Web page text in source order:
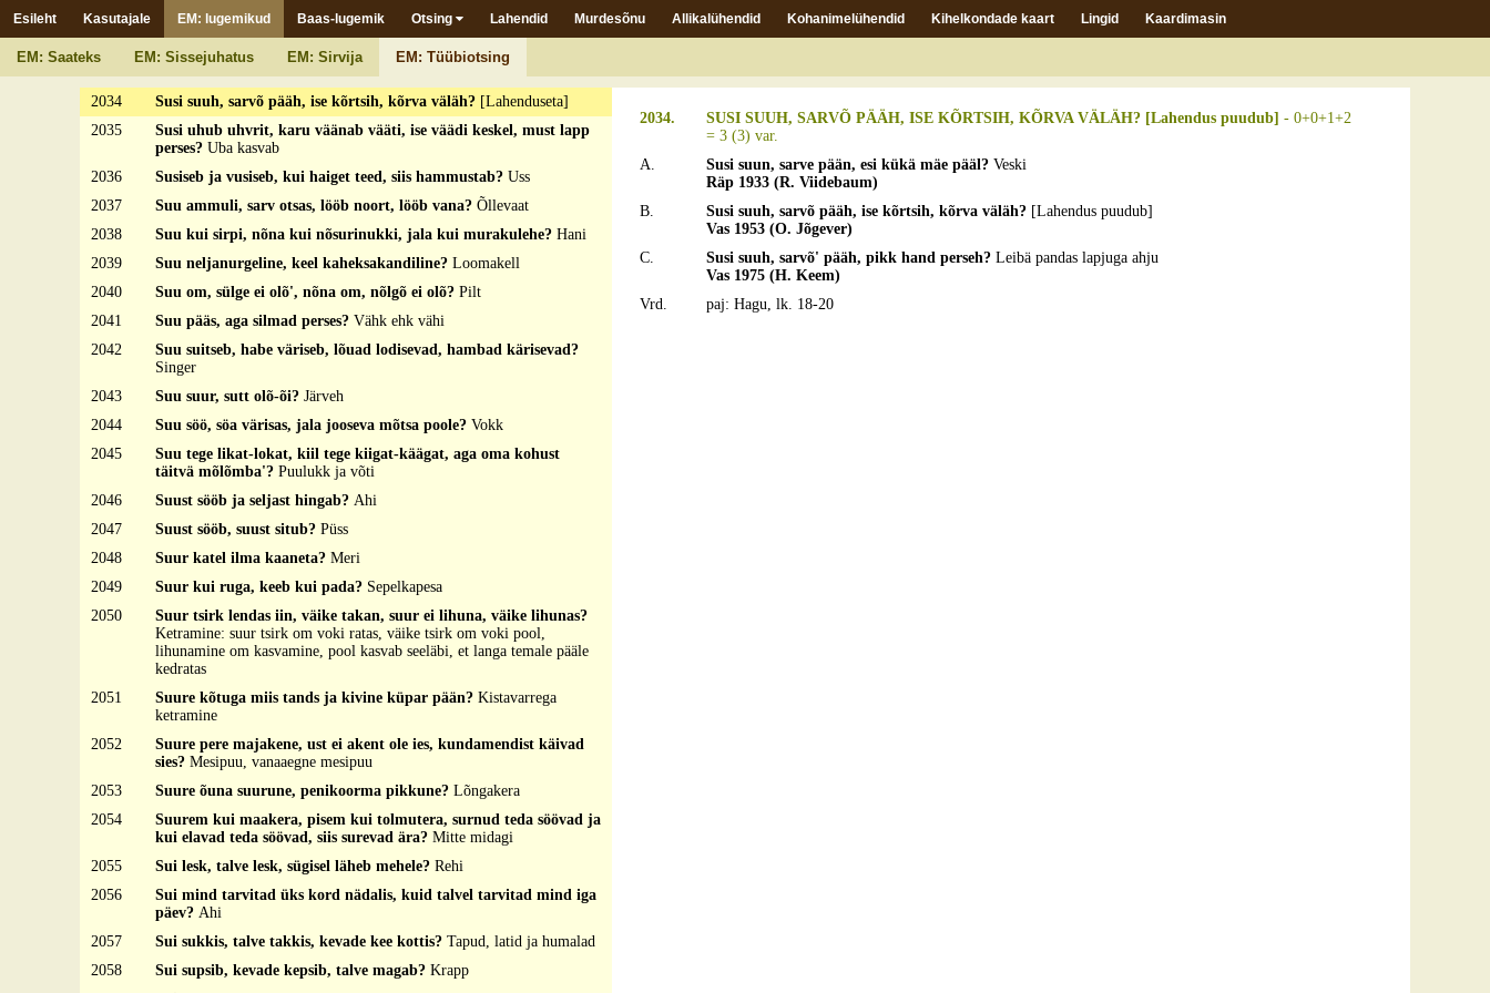
Esileht Kasutajale EM: lugemikud Baas-lugemik Otsing Lahendid Murdesõnu Allikalühendid Kohanimelühendid Kihelkondade kaart Lingid Kaardimasin
EM: Saateks EM: Sissejuhatus EM: Sirvija EM: Tüübiotsing
2031 Susi sittõ palo pääle?Pada lätt üle
2033
Susi sump suud piti, kängidse' säläh?
2034
Susi suuh, sarvõ pääh, ise kõrtsih, kõrva väläh? [Lahenduseta]
2035
Susi uhub uhvrit, karu väänab vääti, ise väädi keskel, must lapp
perses? Uba kasvab
2036
Susiseb ja vusiseb, kui haiget teed, siis hammustab? Uss
2037
Suu ammuli, sarv otsas, lööb noort, lööb vana? Õllevaat
2038
Suu kui sirpi, nõna kui nõsurinukki, jala kui murakulehe? Hani
2039
Suu neljanurgeline, keel kaheksakandiline? Loomakell
2040
Suu om, sülge ei olõ', nõna om, nõlgõ ei olõ? Pilt
2041
Suu pääs, aga silmad perses? Vähk ehk vähi
2042
Suu suitseb, habe väriseb, lõuad lodisevad, hambad kärisevad?
Singer
2043
Suu suur, sutt olõ-õi? Järveh
2044
Suu söö, söa värisas, jala jooseva mõtsa poole? Vokk
2045
Suu tege likat-lokat, kiil tege kiigat-käägat, aga oma kohust
täitvä mõlõmba'? Puulukk ja võti
2046
Suust sööb ja seljast hingab? Ahi
2047
Suust sööb, suust situb? Püss
2048
Suur katel ilma kaaneta? Meri
2049
Suur kui ruga, keeb kui pada? Sepelkapesa
2050
Suur tsirk lendas iin, väike takan, suur ei lihuna, väike lihunas?
Ketramine: suur tsirk om voki ratas, väike tsirk om voki pool,
lihunamine om kasvamine, pool kasvab seeläbi, et langa temale pääle
kedratas
2051
Suure kõtuga miis tands ja kivine küpar pään? Kistavarrega
ketramine
2052
Suure pere majakene, ust ei akent ole ies, kundamendist käivad
sies? Mesipuu, vanaaegne mesipuu
2053
Suure õuna suurune, penikoorma pikkune? Lõngakera
2054
Suurem kui maakera, pisem kui tolmutera, surnud teda söövad ja
kui elavad teda söövad, siis surevad ära? Mitte midagi
2055
Sui lesk, talve lesk, sügisel läheb mehele? Rehi
2056
Sui mind tarvitad üks kord nädalis, kuid talvel tarvitad mind iga
päev? Ahi
2057
Sui sukkis, talve takkis, kevade kee kottis? Tapud, latid ja humalad
2058
Sui supsib, kevade kepsib, talve magab? Krapp
2034. SUSI SUUH, SARVÕ PÄÄH, ISE KÕRTSIH, KÕRVA VÄLÄH? [Lahendus puudub] - 0+0+1+2
= 3 (3) var.
A.
Susi suun, sarve pään, esi kükä mäe pääl? Veski
Räp 1933 (R. Viidebaum)
B.
Susi suuh, sarvõ pääh, ise kõrtsih, kõrva väläh? [Lahendus puudub]
Vas 1953 (O. Jõgever)
C.
Susi suuh, sarvõ' pääh, pikk hand perseh? Leibä pandas lapjuga ahju
Vas 1975 (H. Keem)
Vrd.
paj: Hagu, lk. 18-20